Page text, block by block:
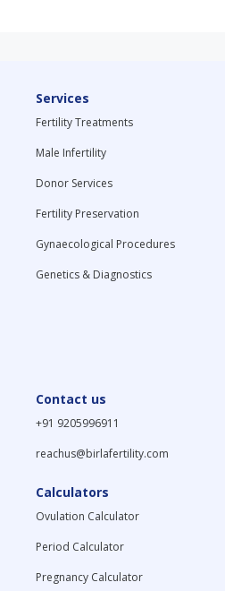
Services
Fertility Treatments
Male Infertility
Donor Services
Fertility Preservation
Gynaecological Procedures
Genetics & Diagnostics
Contact us
+91 9205996911
reachus@birlafertility.com
Calculators
Ovulation Calculator
Period Calculator
Pregnancy Calculator